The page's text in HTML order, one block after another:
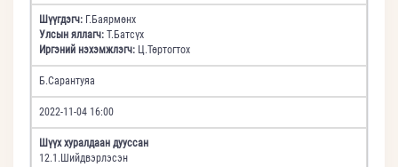
Шүүгдэгч: Г.Баярмөнх
Улсын яллагч: Т.Батсүх
Иргэний нэхэмжлэгч: Ц.Төртогтох
Б.Сарантуяа
2022-11-04 16:00
Шүүх хуралдаан дууссан
12.1.Шийдвэрлэсэн